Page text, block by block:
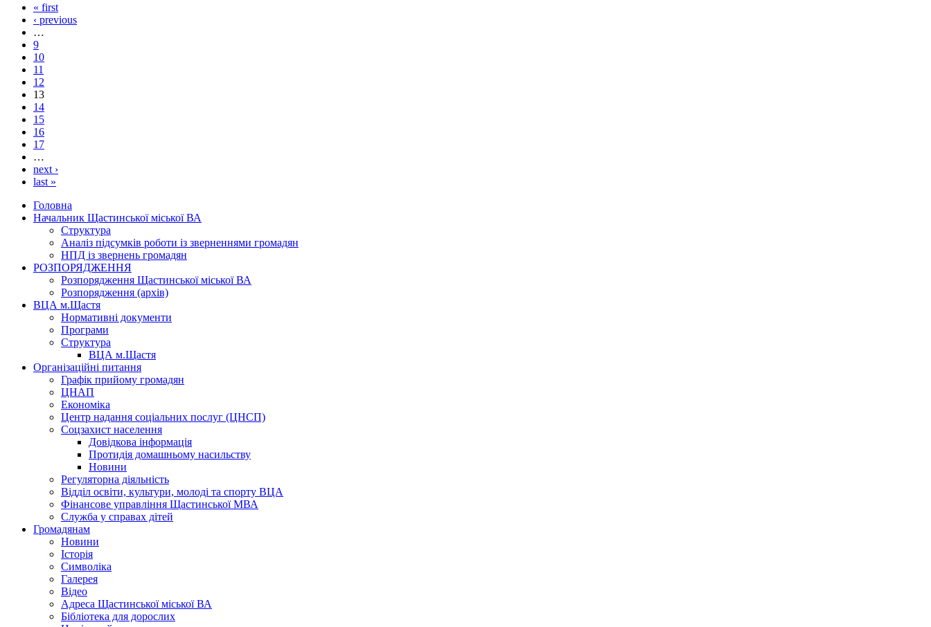
« first
‹ previous
…
9
10
11
12
13
14
15
16
17
…
next ›
last »
Головна
Начальник Щастинської міської ВА
Структура
Аналіз підсумків роботи із зверненнями громадян
НПД із звернень громадян
РОЗПОРЯДЖЕННЯ
Розпорядження Щастинської міської ВА
Розпорядження (архів)
ВЦА м.Щастя
Нормативні документи
Програми
Структура
ВЦА м.Щастя
Організаційні питання
Графік прийому громадян
ЦНАП
Економіка
Центр надання соціальних послуг (ЦНСП)
Соцзахист населення
Довідкова інформація
Протидія домашньому насильству
Новини
Регуляторна діяльність
Відділ освіти, культури, молоді та спорту ВЦА
Фінансове управління Щастинської МВА
Служба у справах дітей
Громадянам
Новини
Історія
Символіка
Галерея
Відео
Адреса Щастинської міської ВА
Бібліотека для дорослих